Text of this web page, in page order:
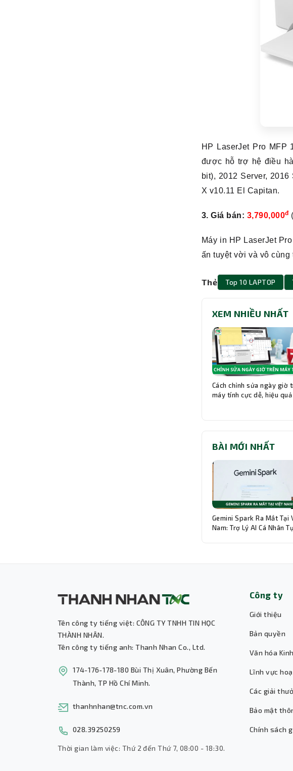
HP LaserJet Pro
được hỗ trợ hệ điều
bit), 2012 Server,
X v10.11 El Capitan.
3. Giá bán: 3,790,000đ
Máy in HP LaserJet
ấn tuyệt vời và vô cùng
Thẻ Top 10 LAPTOP
XEM NHIỀU NHẤT
Cách chỉnh sửa ngày giờ
máy tính cực dễ, hiệu quả
BÀI MỚI NHẤT
Gemini Spark Ra Mắt Tại
Nam: Trợ Lý AI Cá Nhân
Tên công ty tiếng việt: CÔNG TY TNHH TIN HỌC
THÀNH NHÂN.
Tên công ty tiếng anh: Thanh Nhan Co., Ltd.
174-176-178-180 Bùi Thị Xuân, Phường Bến
Thành, TP Hồ Chí Minh.
thanhnhan@tnc.com.vn
028.39250259
Thời gian làm việc: Thứ 2 đến Thứ 7, 08:00 - 18:30.
Công ty
Giới thiệu
Bản quyền
Văn hóa
Lĩnh vực
Các giải
Bảo mật
Chính sách